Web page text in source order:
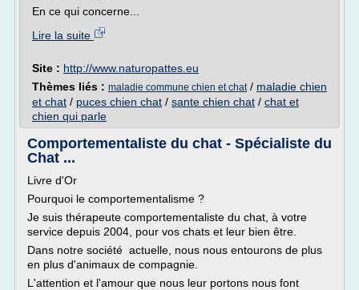
En ce qui concerne...
Lire la suite
Site : http://www.naturopattes.eu
Thèmes liés : maladie commune chien et chat/ maladie chien
et chat / puces chien chat / sante chien chat / chat et
chien qui parle
Comportementaliste du chat - Spécialiste du
Chat ...
Livre d'Or
Pourquoi le comportementalisme ?
Je suis thérapeute comportementaliste du chat, à votre
service depuis 2004, pour vos chats et leur bien être.
Dans notre société actuelle, nous nous entourons de plus
en plus d'animaux de compagnie.
L'attention et l'amour que nous leur portons nous font